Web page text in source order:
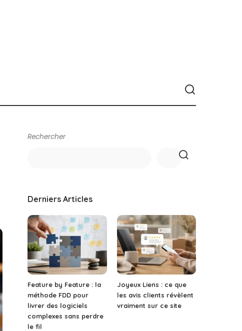
Rechercher
Derniers Articles
Feature by Feature : la
méthode FDD pour
livrer des logiciels
complexes sans perdre
le fil
Joyeux Liens : ce que
les avis clients révèlent
vraiment sur ce site